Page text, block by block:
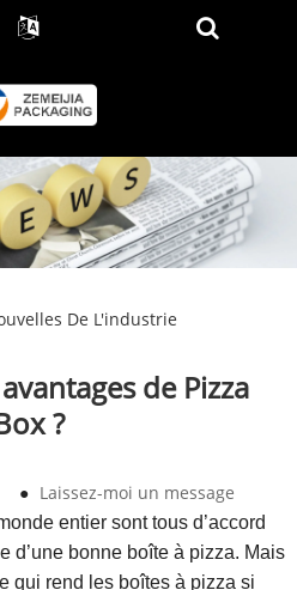
De L'industrie
de Pizza
?
● Laissez-moi un message
entier sont tous d’accord
d’une bonne boîte à pizza. Mais
qui rend les boîtes à pizza si